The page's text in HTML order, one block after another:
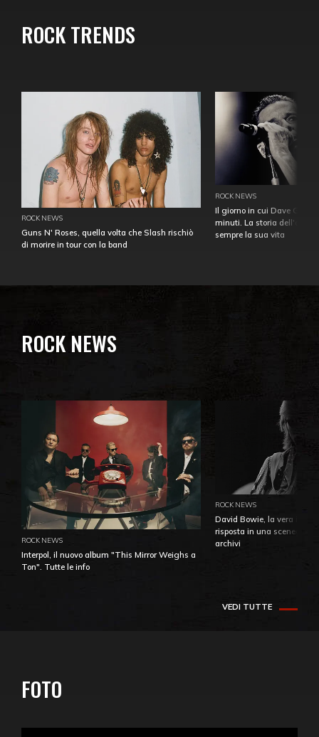
ROCK TRENDS
ROCK NEWS
Guns N' Roses, quella volta che Slash rischiò
di morire in tour con la band
ROCK NEWS
Il giorno in cui Dave
minuti. La storia
sempre la sua vita
ROCK NEWS
ROCK NEWS
Interpol, il nuovo album "This Mirror Weighs a
Ton". Tutte le info
ROCK NEWS
David Bowie, la vera
risposta in una
archivi
VEDI TUTTE
FOTO